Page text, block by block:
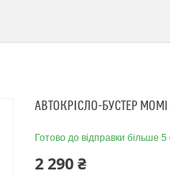
АВТОКРІСЛО-БУСТЕР
Готово до відправки більше 5
2 290 ₴